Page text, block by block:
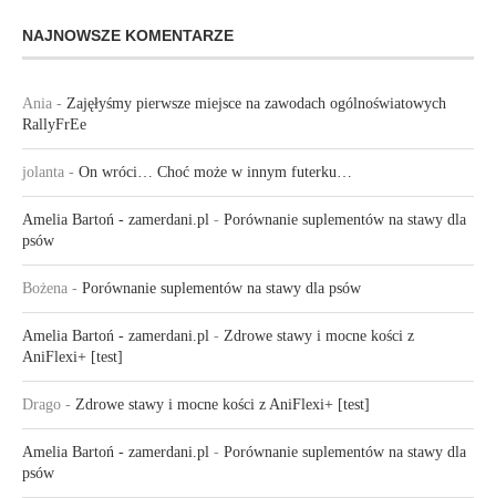
NAJNOWSZE KOMENTARZE
Ania - Zajęłyśmy pierwsze miejsce na zawodach ogólnoświatowych
RallyFrEe
jolanta - On wróci… Choć może w innym futerku…
Amelia Bartoń - zamerdani.pl - Porównanie suplementów na stawy dla
psów
Bożena - Porównanie suplementów na stawy dla psów
Amelia Bartoń - zamerdani.pl - Zdrowe stawy i mocne kości z
AniFlexi+ [test]
Drago - Zdrowe stawy i mocne kości z AniFlexi+ [test]
Amelia Bartoń - zamerdani.pl - Porównanie suplementów na stawy dla
psów